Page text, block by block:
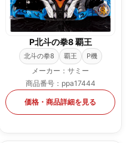
P北斗の拳8 覇王
北斗の拳8 覇王 P機
メーカー：サミー
商品番号：ppa17444
価格・商品詳細を見る